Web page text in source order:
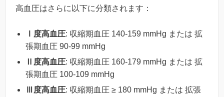
高血圧はさらに以下に分類されます：
Ⅰ度高血圧: 収縮期血圧 140-159 mmHg または 拡
張期血圧 90-99 mmHg
Ⅱ度高血圧: 収縮期血圧 160-179 mmHg または 拡
張期血圧 100-109 mmHg
Ⅲ度高血圧: 収縮期血圧 ≥ 180 mmHg または 拡張